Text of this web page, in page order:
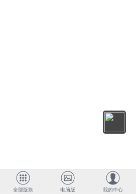
全部版块 电脑版 我的中心